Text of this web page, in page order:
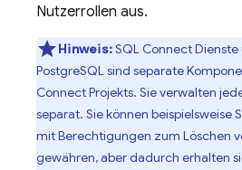
Nutzerrollen aus.
Hinweis:SQL ConnectDienste
PostgreSQL sind separate
ConnectProjekts. Sie verwalten
separat. Sie können beispielsweise
mit Berechtigungen zum Löschen
gewähren, aber dadurch erhalten